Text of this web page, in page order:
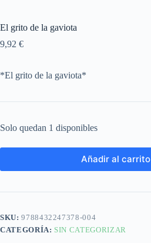
El grito de la gaviota
9,92 €
*El grito de la gaviota*
Solo quedan 1 disponibles
Añadir al carrito
SKU:9788432247378-004
CATEGORÍA: SIN CATEGORIZAR